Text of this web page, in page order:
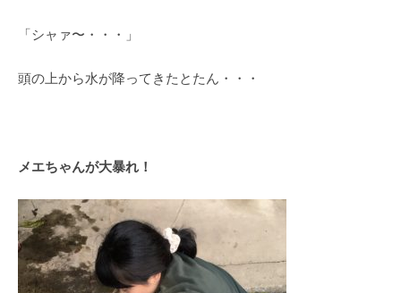
「シャァ〜・・・」
頭の上から水が降ってきたとたん・・・
メエちゃんが大暴れ！